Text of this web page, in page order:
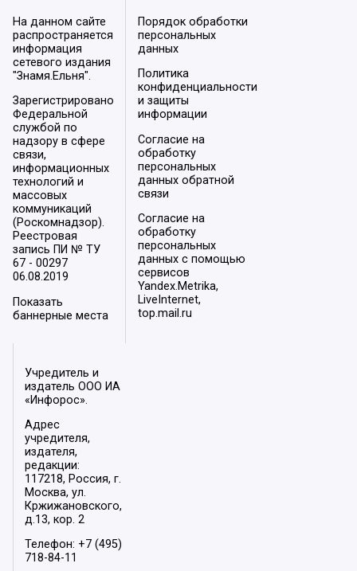
На данном сайте
распространяется
информация
сетевого издания
"Знамя.Ельня".
Зарегистрировано
Федеральной
службой по
надзору в сфере
связи,
информационных
технологий и
массовых
коммуникаций
(Роскомнадзор).
Реестровая
запись ПИ № ТУ
67 - 00297
06.08.2019
Показать
баннерные места
Порядок обработки
персональных
данных
Политика
конфиденциальности
и защиты
информации
Согласие на
обработку
персональных
данных обратной
связи
Согласие на
обработку
персональных
данных с помощью
сервисов
Yandex.Metrika,
LiveInternet,
top.mail.ru
Учредитель и
издатель ООО ИА
«Инфорос».
Адрес
учредителя,
издателя,
редакции:
117218, Россия, г.
Москва, ул.
Кржижановского,
д.13, кор. 2
Телефон: +7 (495)
718-84-11